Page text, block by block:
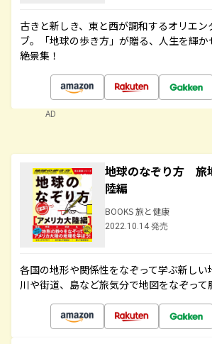
古きと新しき、東と西が調和するオリエン
ブ。「地球の歩き方」が贈る、人生を輝
絶景集！
AD
地球のなぞり方
陸編
BOOKS 旅と健康
2022.10.14 発売
各国の地形や関係性をなぞって学ぶ新しい
川や街道、島など旅気分で地図をなぞって